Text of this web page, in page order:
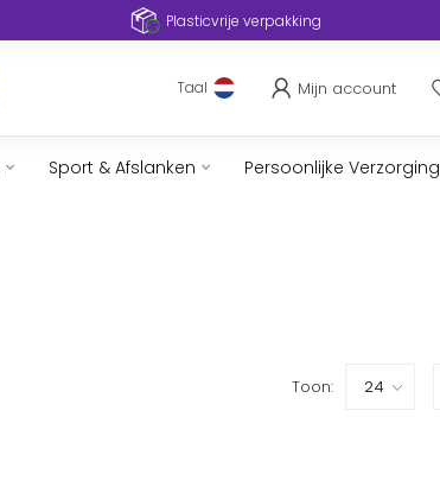
Plasticvrije verpakking
Taal Mijn account
Sport & Afslanken Persoonlijke Verzorging
Toon: